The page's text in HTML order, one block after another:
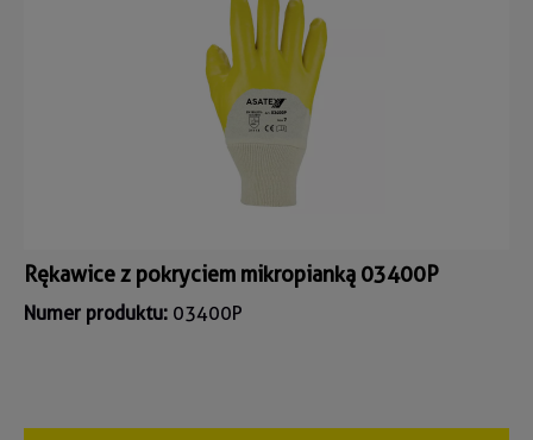
Rękawice z pokryciem mikropianką 03400P
Numer produktu: 03400P